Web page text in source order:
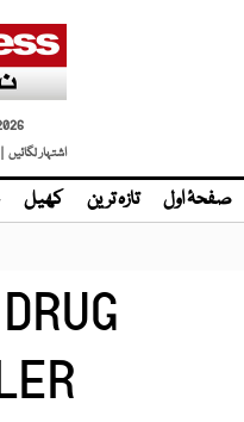
اشتہار لگائیں |
صفحۂ اول تازہ ترین کھیل